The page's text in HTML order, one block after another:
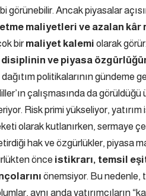
görünebilir. Ancak piyasalar
maliyetleri ve azalan kâr
bir maliyet kalemi olarak
disiplinin ve piyasa
politikalarının gündeme
çalışmasında da
Risk primi yükseliyor,
olarak kutlanırken, sermaye
hak ve özgürlükler, piyasa
önce istikrarı, temsil
önemsiyor. Bu nedenle,
aynı anda yatırımcıların